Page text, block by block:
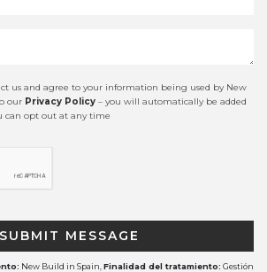
us and agree to your information being used by New
our Privacy Policy – you will automatically be added
can opt out at any time
SUBMIT MESSAGE
New Build in Spain, Finalidad del tratamiento: Gestión